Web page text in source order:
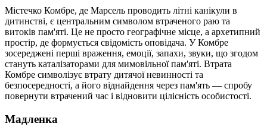
Містечко Комбре, де Марсель проводить літні канікули в
дитинстві, є центральним символом втраченого раю та
витоків пам'яті. Це не просто географічне місце, а архетипний
простір, де формується свідомість оповідача. У Комбре
зосереджені перші враження, емоції, запахи, звуки, що згодом
стануть каталізаторами для мимовільної пам'яті. Втрата
Комбре символізує втрату дитячої невинності та
безпосередності, а його віднайдення через пам'ять — спробу
повернути втрачений час і відновити цілісність особистості.
Мадленка